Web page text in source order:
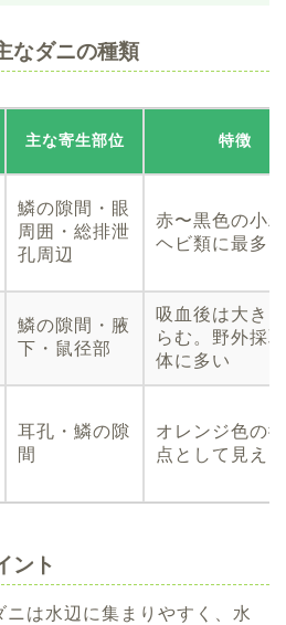
なダニの種類
主な寄生部位 特徴
鱗の隙間・眼
周囲・総排泄
孔周辺
赤〜黒色の小
ヘビ類に最多
鱗の隙間・腋
下・鼠径部
吸血後は大き
らむ。野外採
体に多い
耳孔・鱗の隙
間
オレンジ色の
点として見える
ント
ニは水辺に集まりやすく、水